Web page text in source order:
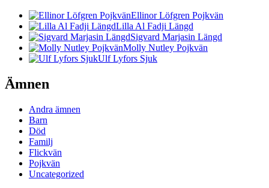
Ellinor Löfgren Pojkvän
Lilla Al Fadji Längd
Sigvard Marjasin Längd
Molly Nutley Pojkvän
Ulf Lyfors Sjuk
Ämnen
Andra ämnen
Barn
Död
Familj
Flickvän
Pojkvän
Uncategorized